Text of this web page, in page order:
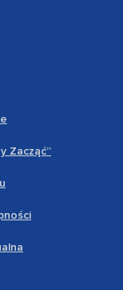
Zacząć”